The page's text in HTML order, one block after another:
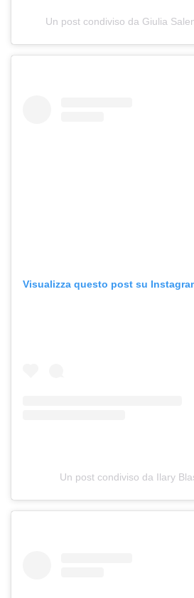
Un post condiviso da Giulia
Visualizza questo post su
Un post condiviso da Ilary